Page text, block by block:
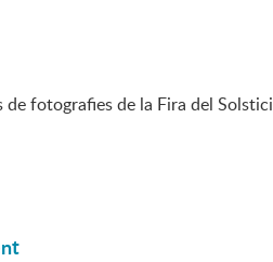
fotografies de la Fira del Solstici